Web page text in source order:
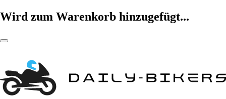
Wird zum Warenkorb hinzugefügt...